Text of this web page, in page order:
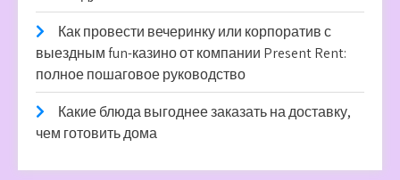
Как провести вечеринку или корпоратив с
выездным fun-казино от компании Present Rent:
полное пошаговое руководство
Какие блюда выгоднее заказать на доставку,
чем готовить дома